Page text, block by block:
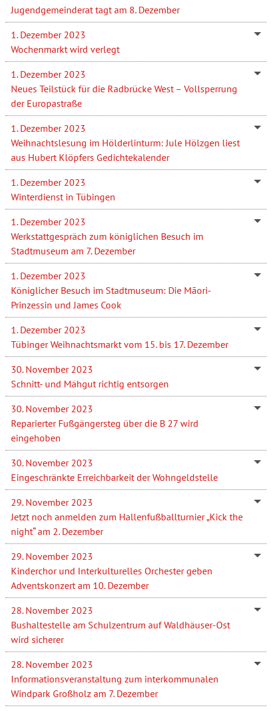
Jugendgemeinderat tagt am 8. Dezember
1. Dezember 2023
Wochenmarkt wird verlegt
1. Dezember 2023
Neues Teilstück für die Radbrücke West – Vollsperrung
der Europastraße
1. Dezember 2023
Weihnachtslesung im Hölderlinturm: Jule Hölzgen liest
aus Hubert Klöpfers Gedichtekalender
1. Dezember 2023
Winterdienst in Tübingen
1. Dezember 2023
Werkstattgespräch zum königlichen Besuch im
Stadtmuseum am 7. Dezember
1. Dezember 2023
Königlicher Besuch im Stadtmuseum: Die Māori-
Prinzessin und James Cook
1. Dezember 2023
Tübinger Weihnachtsmarkt vom 15. bis 17. Dezember
30. November 2023
Schnitt- und Mähgut richtig entsorgen
30. November 2023
Reparierter Fußgängersteg über die B 27 wird
eingehoben
30. November 2023
Eingeschränkte Erreichbarkeit der Wohngeldstelle
29. November 2023
Jetzt noch anmelden zum Hallenfußballturnier „Kick the
night“ am 2. Dezember
29. November 2023
Kinderchor und Interkulturelles Orchester geben
Adventskonzert am 10. Dezember
28. November 2023
Bushaltestelle am Schulzentrum auf Waldhäuser-Ost
wird sicherer
28. November 2023
Informationsveranstaltung zum interkommunalen
Windpark Großholz am 7. Dezember